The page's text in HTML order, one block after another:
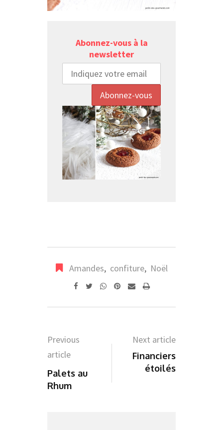
Abonnez-vous à la
newsletter
Amandes, confiture, Noël
WhatsappPinterest
SharePrint
Previous
article
Palets au
Rhum
Next article
Financiers
étoilés